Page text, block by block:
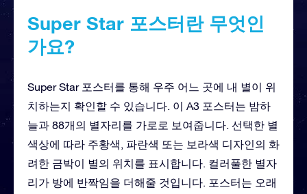
Super Star 포스터란 무엇인
가요?
Super Star 포스터를 통해 우주 어느 곳에 내 별이 위
치하는지 확인할 수 있습니다. 이 A3 포스터는 밤하
늘과 88개의 별자리를 가로로 보여줍니다. 선택한 별
색상에 따라 주황색, 파란색 또는 보라색 디자인의 화
려한 금박이 별의 위치를 표시합니다. 컬러풀한 별자
리가 방에 반짝임을 더해줄 것입니다. 포스터는 오래